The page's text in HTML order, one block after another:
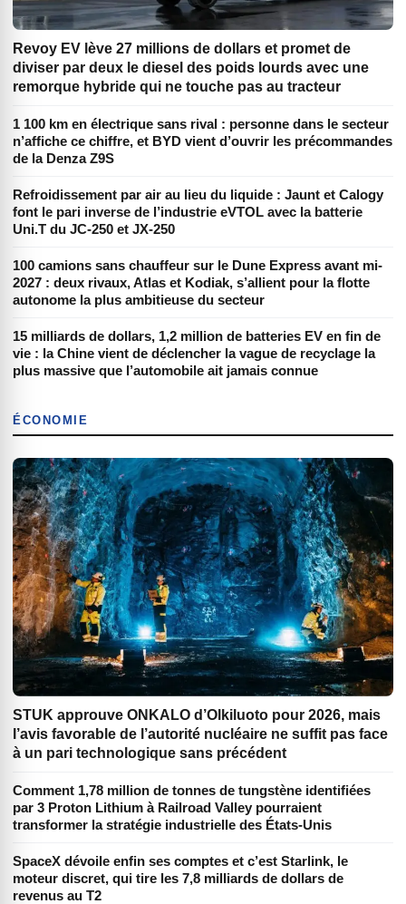
Revoy EV lève 27 millions de dollars et promet de
diviser par deux le diesel des poids lourds avec une
remorque hybride qui ne touche pas au tracteur
1 100 km en électrique sans rival : personne dans le secteur
n’affiche ce chiffre, et BYD vient d’ouvrir les précommandes
de la Denza Z9S
Refroidissement par air au lieu du liquide : Jaunt et Calogy
font le pari inverse de l’industrie eVTOL avec la batterie
Uni.T du JC-250 et JX-250
100 camions sans chauffeur sur le Dune Express avant mi-
2027 : deux rivaux, Atlas et Kodiak, s’allient pour la flotte
autonome la plus ambitieuse du secteur
15 milliards de dollars, 1,2 million de batteries EV en fin de
vie : la Chine vient de déclencher la vague de recyclage la
plus massive que l’automobile ait jamais connue
ÉCONOMIE
STUK approuve ONKALO d’Olkiluoto pour 2026, mais
l’avis favorable de l’autorité nucléaire ne suffit pas face
à un pari technologique sans précédent
Comment 1,78 million de tonnes de tungstène identifiées
par 3 Proton Lithium à Railroad Valley pourraient
transformer la stratégie industrielle des États-Unis
SpaceX dévoile enfin ses comptes et c’est Starlink, le
moteur discret, qui tire les 7,8 milliards de dollars de
revenus au T2